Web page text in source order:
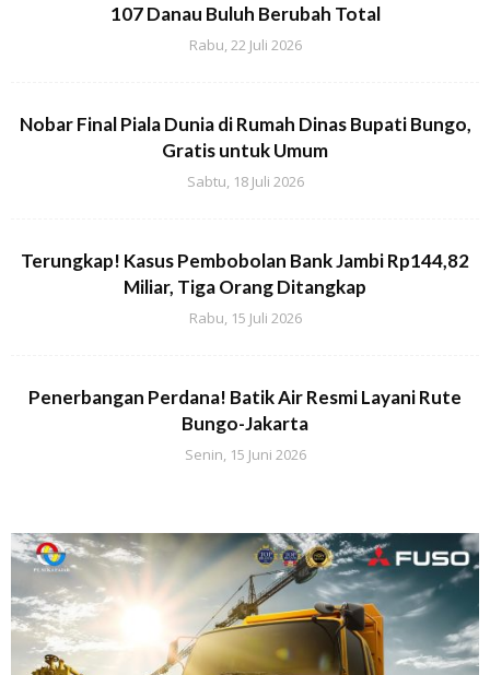
107 Danau Buluh Berubah Total
Rabu, 22 Juli 2026
Nobar Final Piala Dunia di Rumah Dinas Bupati Bungo,
Gratis untuk Umum
Sabtu, 18 Juli 2026
Terungkap! Kasus Pembobolan Bank Jambi Rp144,82
Miliar, Tiga Orang Ditangkap
Rabu, 15 Juli 2026
Penerbangan Perdana! Batik Air Resmi Layani Rute
Bungo-Jakarta
Senin, 15 Juni 2026